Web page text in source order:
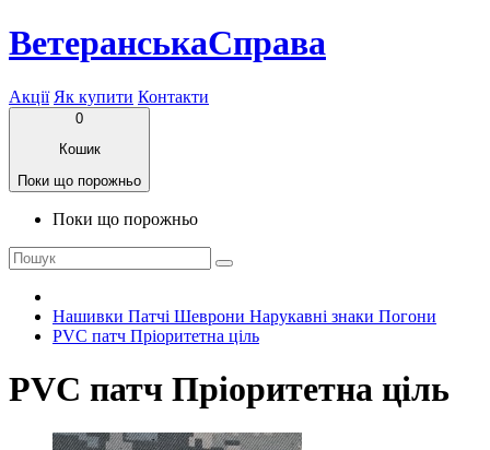
ВетеранськаСправа
Акції Як купити Контакти
0
Кошик
Поки що порожньо
Поки що порожньо
Нашивки Патчі Шеврони Нарукавні знаки Погони
PVC патч Пріоритетна ціль
PVC патч Пріоритетна ціль